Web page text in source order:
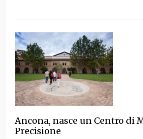
Ancona, nasce un Centro di
Precisione